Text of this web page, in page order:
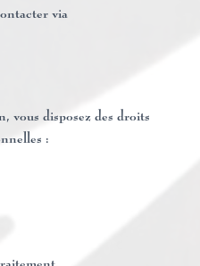
via
vous disposez des droits
: